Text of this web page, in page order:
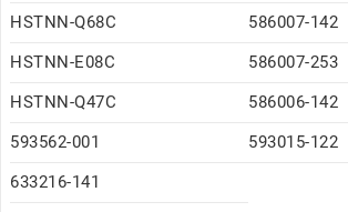
HSTNN-Q68C
586007-142
HSTNN-E08C
586007-253
HSTNN-Q47C
586006-142
593562-001
593015-122
633216-141